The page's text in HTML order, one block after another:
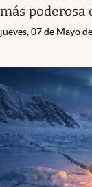
más poderosa
jueves, 07 de Mayo